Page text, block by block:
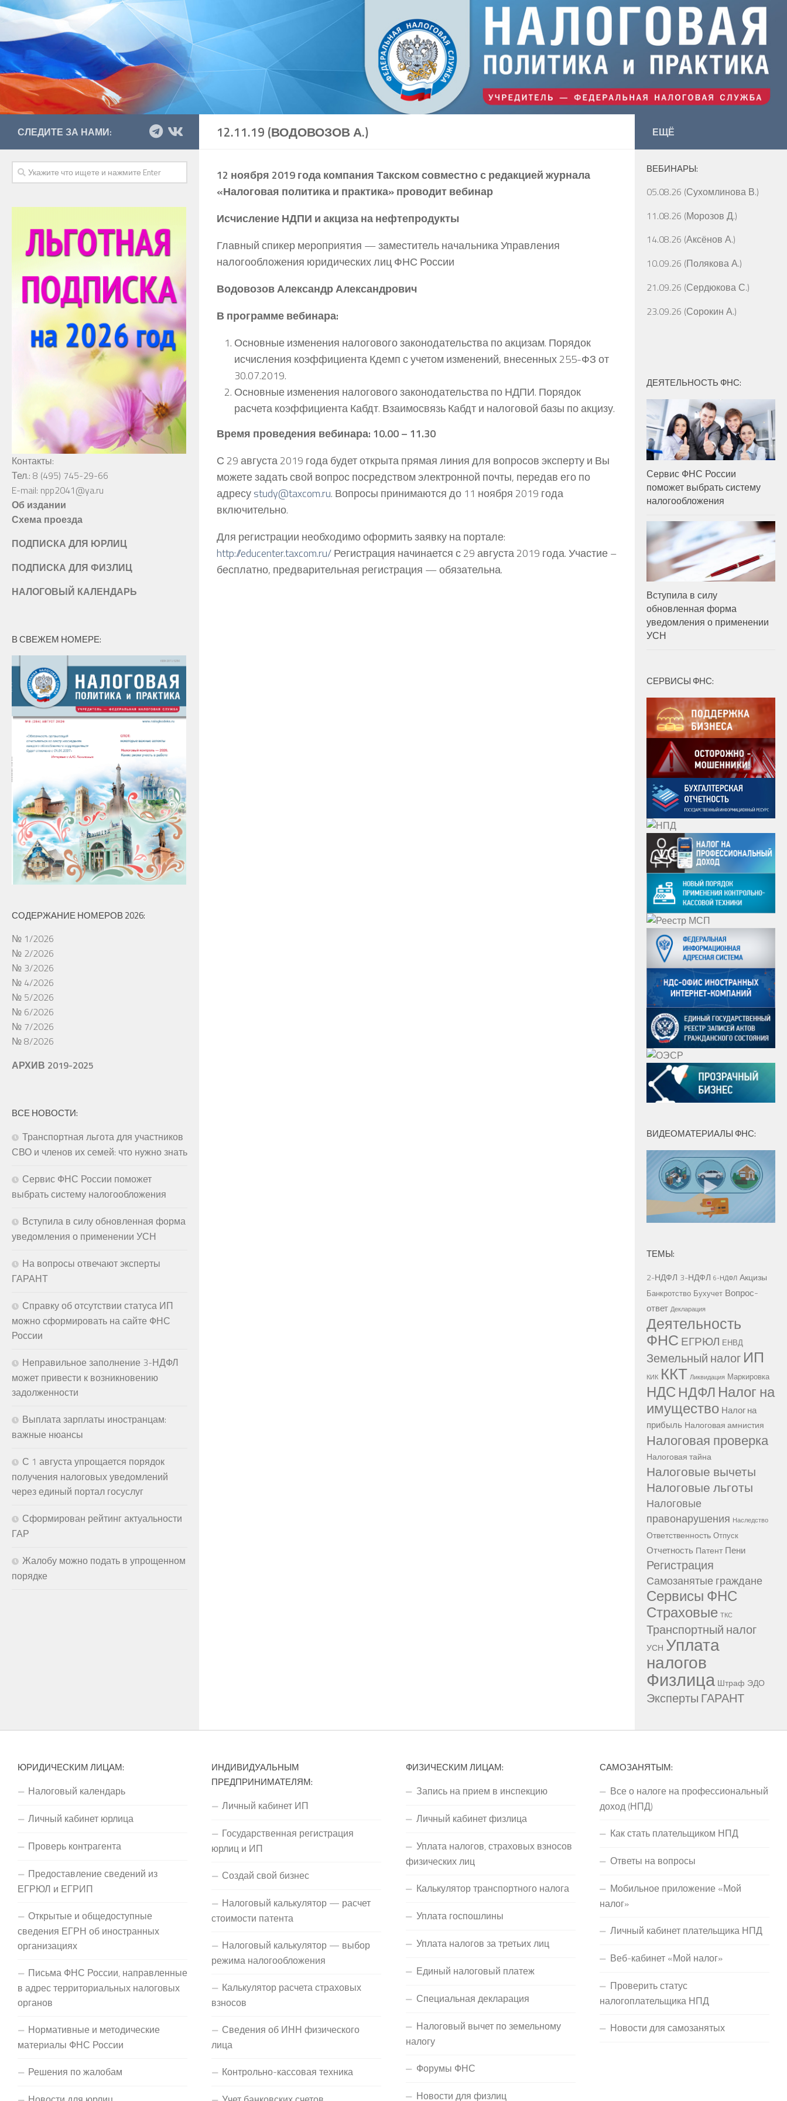
12.11.19 (ВОДОВОЗОВ А.)
12 ноября 2019 годакомпания Такском совместно с редакцией журнала
«Налоговая политика и практика» проводит вебинар
Исчисление НДПИ и акциза на нефтепродукты
Главный спикер мероприятия — заместитель начальника Управления
налогообложения юридических лиц ФНС России
ВодовозовАлександр Александрович
В программе вебинара:
Основные изменения налогового законодательства по акцизам. Порядок
исчисления коэффициента Кдемп с учетом изменений, внесенных 255-ФЗ от
30.07.2019.
Основные изменения налогового законодательства по НДПИ. Порядок
расчета коэффициента Кабдт. Взаимосвязь Кабдт и налоговой базы по акцизу.
Время проведения вебинара: 10.00 – 11.30
С 29 августа 2019 года будет открыта прямая линия для вопросов эксперту и Вы
можете задать свой вопрос посредством электронной почты, передав его по
адресуstudy@taxcom.ru. Вопросы принимаются до 11 ноября 2019 года
включительно.
Для регистрации необходимо оформить заявку на портале:
http://educenter.taxcom.ru/Регистрация начинается с 29 августа 2019 года. Участие –
бесплатно, предварительная регистрация — обязательна.
СЛЕДИТЕ ЗА НАМИ:
Контакты:
Тел.: 8 (495) 745-29-66
E-mail: npp2041@ya.ru
Об издании
Схема проезда
ПОДПИСКА ДЛЯ ЮРЛИЦ
ПОДПИСКА ДЛЯ ФИЗЛИЦ
НАЛОГОВЫЙ КАЛЕНДАРЬ
В СВЕЖЕМ НОМЕРЕ:
СОДЕРЖАНИЕ НОМЕРОВ 2026:
№ 1/2026
№ 2/2026
№ 3/2026
№ 4/2026
№ 5/2026
№ 6/2026
№ 7/2026
№ 8/2026
АРХИВ 2019-2025
ВСЕ НОВОСТИ:
Транспортная льгота для участников
СВО и членов их семей: что нужно знать
Сервис ФНС России поможет
выбрать систему налогообложения
Вступила в силу обновленная форма
уведомления о применении УСН
На вопросы отвечают эксперты
ГАРАНТ
Справку об отсутствии статуса ИП
можно сформировать на сайте ФНС
России
Неправильное заполнение 3-НДФЛ
может привести к возникновению
задолженности
Выплата зарплаты иностранцам:
важные нюансы
С 1 августа упрощается порядок
получения налоговых уведомлений
через единый портал госуслуг
Сформирован рейтинг актуальности
ГАР
Жалобу можно подать в упрощенном
порядке
ЕЩЁ
ВЕБИНАРЫ:
05.08.26 (Сухомлинова В.)
11.08.26 (Морозов Д.)
14.08.26 (Аксёнов А.)
10.09.26 (Полякова А.)
21.09.26 (Сердюкова С.)
23.09.26 (Сорокин А.)
ДЕЯТЕЛЬНОСТЬ ФНС:
Сервис ФНС России
поможет выбрать систему
налогообложения
Вступила в силу
обновленная форма
уведомления о применении
УСН
СЕРВИСЫ ФНС:
ВИДЕОМАТЕРИАЛЫ ФНС:
ТЕМЫ:
2-НДФЛ 3-НДФЛ 6-НДФЛ Акцизы
Банкротство Бухучет Вопрос-
ответ Декларация
Деятельность
ФНС ЕГРЮЛ ЕНВД
Земельный налог ИП
КИК ККТ Ликвидация Маркировка
НДС НДФЛ Налог на
имущество Налог на
прибыль Налоговая амнистия
Налоговая проверка
Налоговая тайна
Налоговые вычеты
Налоговые льготы
Налоговые
правонарушения Наследство
Ответственность Отпуск
Отчетность Патент Пени
Регистрация
Самозанятые граждане
Сервисы ФНС
Страховые ТКС
Транспортный налог
УСН Уплата
налогов
Физлица Штраф ЭДО
Эксперты ГАРАНТ
ЮРИДИЧЕСКИМ ЛИЦАМ:
Налоговый календарь
Личный кабинет юрлица
Проверь контрагента
Предоставление сведений из
ЕГРЮЛ и ЕГРИП
Открытые и общедоступные
сведения ЕГРН об иностранных
организациях
Письма ФНС России, направленные
в адрес территориальных налоговых
органов
Нормативные и методические
материалы ФНС России
Решения по жалобам
ИНДИВИДУАЛЬНЫМ
ПРЕДПРИНИМАТЕЛЯМ:
Личный кабинет ИП
Государственная регистрация
юрлиц и ИП
Создай свой бизнес
Налоговый калькулятор — расчет
стоимости патента
Налоговый калькулятор — выбор
режима налогообложения
Калькулятор расчета страховых
взносов
Сведения об ИНН физического
лица
Контрольно-кассовая техника
ФИЗИЧЕСКИМ ЛИЦАМ:
Запись на прием в инспекцию
Личный кабинет физлица
Уплата налогов, страховых взносов
физических лиц
Калькулятор транспортного налога
Уплата госпошлины
Уплата налогов за третьих лиц
Единый налоговый платеж
Специальная декларация
Налоговый вычет по земельному
налогу
Форумы ФНС
Новости для физлиц
САМОЗАНЯТЫМ:
Все о налоге на профессиональный
доход (НПД)
Как стать плательщиком НПД
Ответы на вопросы
Мобильное приложение «Мой
налог»
Личный кабинет плательщика НПД
Веб-кабинет «Мой налог»
Проверить статус
налогоплательщика НПД
Новости для самозанятых